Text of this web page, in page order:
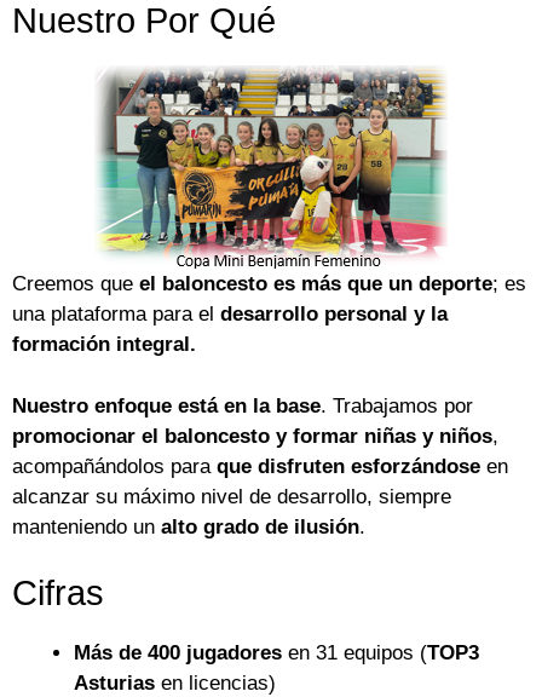
Nuestro Por Qué
Creemos que el baloncesto es más que un deporte; es
una plataforma para el desarrollo personal y la
formación integral.
Nuestro enfoque está en la base. Trabajamos por
promocionar el baloncesto y formar niñas y niños,
acompañándolos para que disfruten esforzándose en
alcanzar su máximo nivel de desarrollo, siempre
manteniendo un alto grado de ilusión.
Cifras
Más de 400 jugadores en 31 equipos (TOP3
Asturias en licencias)